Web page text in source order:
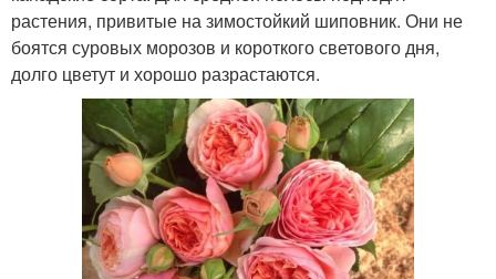
растения, привитые на зимостойкий шиповник. Они не
боятся суровых морозов и короткого светового дня,
долго цветут и хорошо разрастаются.